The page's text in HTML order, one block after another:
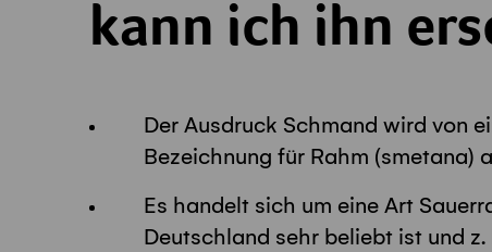
kann ich ihn
Der Ausdruck Schmand wird von
Bezeichnung für Rahm (smetana)
Es handelt sich um eine Art
Deutschland sehr beliebt ist und z.